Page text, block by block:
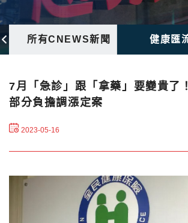
所有CNEWS新聞 健康匯
7月「急診」跟「拿藥」要變貴了
部分負擔調漲定案
2023-05-16